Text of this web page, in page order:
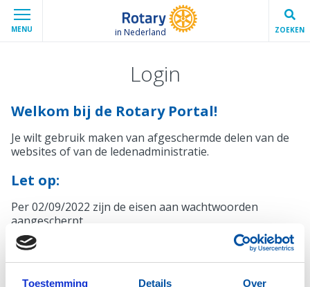
Toestemming Details Over
MENU in Nederland ZOEKEN
Login
Welkom bij de Rotary Portal!
Je wilt gebruik maken van afgeschermde delen van de
websites of van de ledenadministratie.
Let op:
Per 02/09/2022 zijn de eisen aan wachtwoorden
aangescherpt.
Mocht je wachtwoord niet voldoen, krijg je bij het
inloggen automatisch een melding en de mogelijkheid
een nieuw wachtwoord in te stellen.